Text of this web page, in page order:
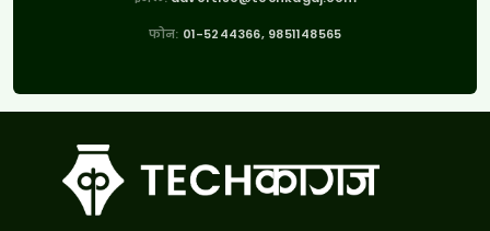
फोन: 01-5244366, 9851148565